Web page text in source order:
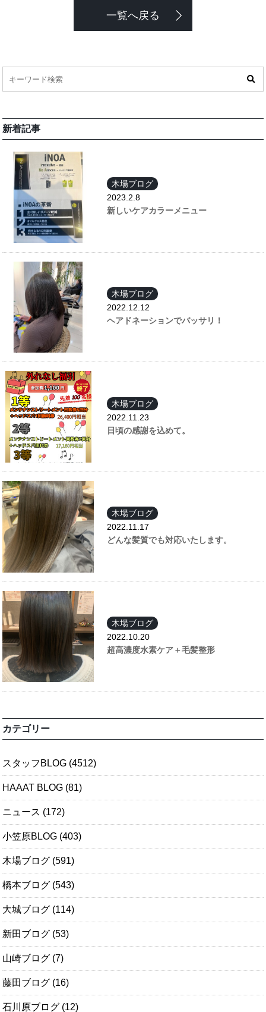
一覧へ戻る
新着記事
木場ブログ
2023.2.8
新しいケアカラーメニュー
木場ブログ
2022.12.12
ヘアドネーションでバッサリ！
木場ブログ
2022.11.23
日頃の感謝を込めて。
木場ブログ
2022.11.17
どんな髪質でも対応いたします。
木場ブログ
2022.10.20
超高濃度水素ケア＋毛髪整形
カテゴリー
スタッフBLOG (4512)
HAAAT BLOG (81)
ニュース (172)
小笠原BLOG (403)
木場ブログ (591)
橋本ブログ (543)
大城ブログ (114)
新田ブログ (53)
山崎ブログ (7)
藤田ブログ (16)
石川原ブログ (12)